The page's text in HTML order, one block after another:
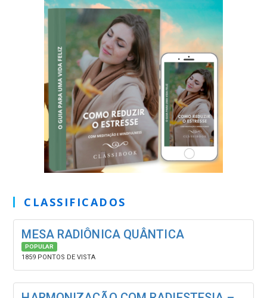
CLASSIFICADOS
MESA RADIÔNICA QUÂNTICA
POPULAR
1859 PONTOS DE VISTA